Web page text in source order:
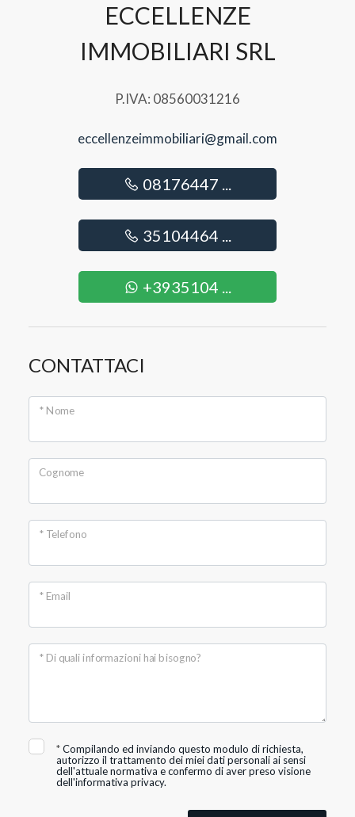
ECCELLENZE
IMMOBILIARI SRL
P.IVA: 08560031216
eccellenzeimmobiliari@gmail.com
08176447 ...
35104464 ...
+3935104 ...
CONTATTACI
* Nome
Cognome
* Telefono
* Email
* Di quali informazioni hai bisogno?
*Compilando ed inviando questo modulo di richiesta,
autorizzo il trattamento dei miei dati personali ai sensi
dell'attuale normativa e confermo di aver preso visione
dell'informativa privacy.